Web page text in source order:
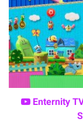
Enternity